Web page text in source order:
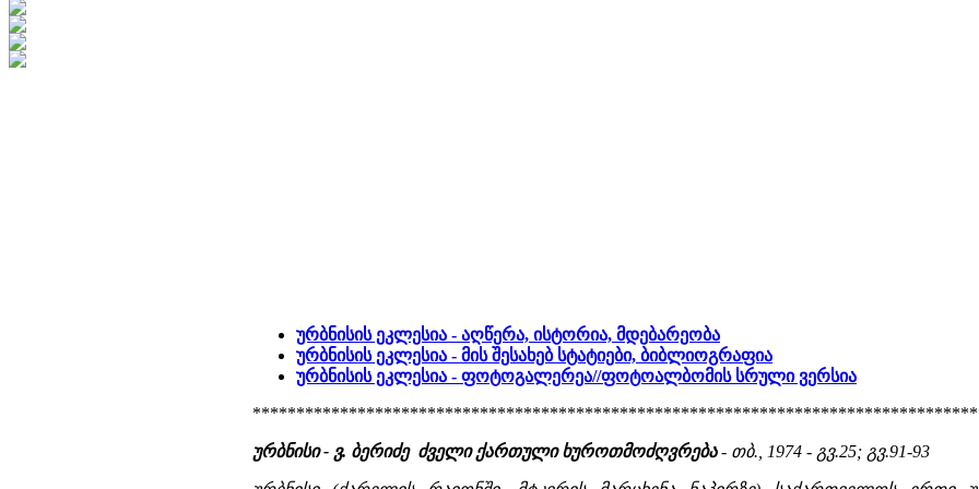
ურბნისის ეკლესია - აღწერა, ისტორია, მდებარეობა
ურბნისის ეკლესია - მის შესახებ სტატიები, ბიბლიოგრაფია
ურბნისის ეკლესია - ფოტოგალერეა//ფოტოალბომის სრული ვერსია
ურბნისი - ვ. ბერიძე ძველი ქართული ხუროთმოძღვრება- თბ., 1974 - გვ.25; გვ.91-93